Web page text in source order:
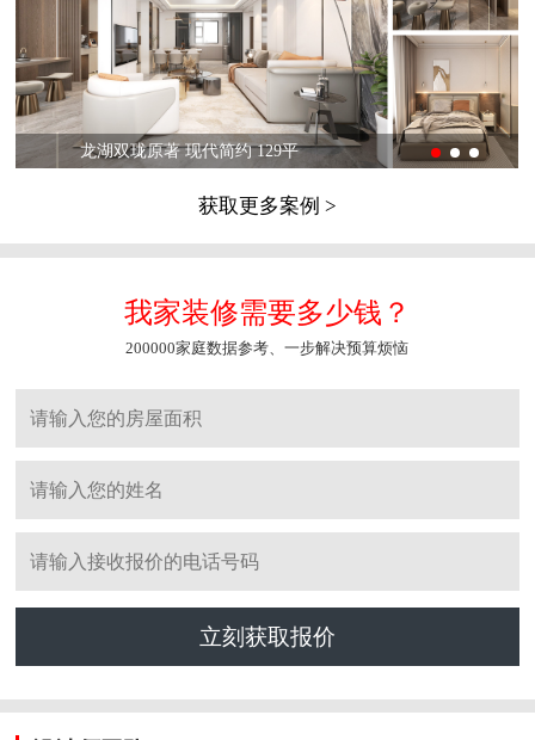
龙湖双珑原著 现代简约 129平
获取更多案例 >
我家装修需要多少钱？
200000家庭数据参考、一步解决预算烦恼
立刻获取报价